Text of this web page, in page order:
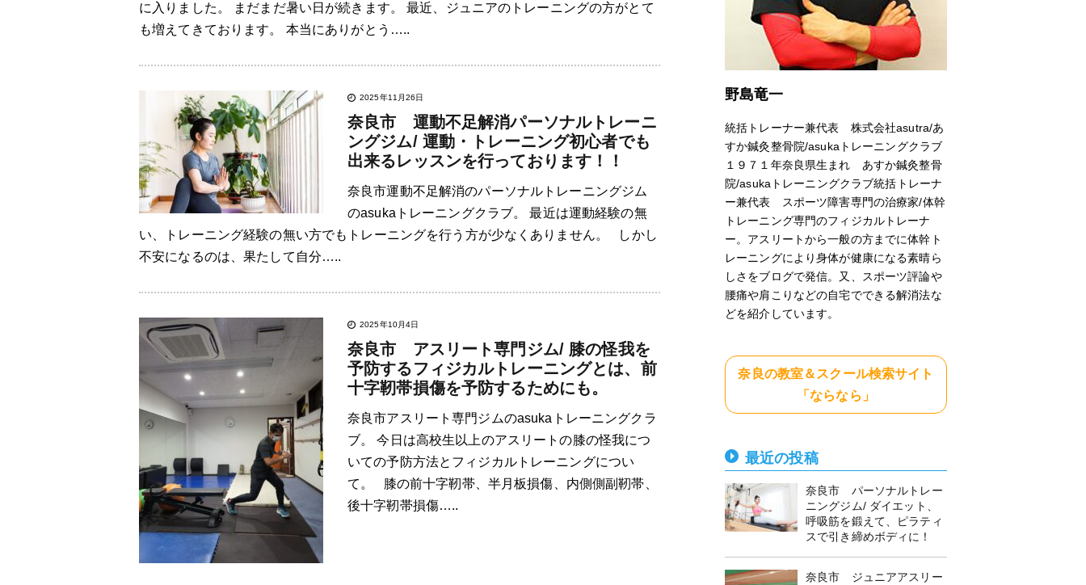
に入りました。 まだまだ暑い日が続きます。 最近、ジュニアのトレーニングの方がとて
も増えてきております。 本当にありがとう…..
2025年11月26日
奈良市 運動不足解消パーソナルトレーニ
ングジム/ 運動・トレーニング初心者でも
出来るレッスンを行っております！！
奈良市運動不足解消のパーソナルトレーニングジム
のasukaトレーニングクラブ。 最近は運動経験の無
い、トレーニング経験の無い方でもトレーニングを行う方が少なくありません。 しかし
不安になるのは、果たして自分…..
2025年10月4日
奈良市 アスリート専門ジム/ 膝の怪我を
予防するフィジカルトレーニングとは、前
十字靭帯損傷を予防するためにも。
奈良市アスリート専門ジムのasukaトレーニングクラ
ブ。 今日は高校生以上のアスリートの膝の怪我につ
いての予防方法とフィジカルトレーニングについ
て。 膝の前十字靭帯、半月板損傷、内側側副靭帯、
後十字靭帯損傷…..
野島竜一
統括トレーナー兼代表 株式会社asutra/あ
すか鍼灸整骨院/asukaトレーニングクラブ
１９７１年奈良県生まれ あすか鍼灸整骨
院/asukaトレーニングクラブ統括トレーナ
ー兼代表 スポーツ障害専門の治療家/体幹
トレーニング専門のフィジカルトレーナ
ー。アスリートから一般の方までに体幹ト
レーニングにより身体が健康になる素晴ら
しさをブログで発信。又、スポーツ評論や
腰痛や肩こりなどの自宅でできる解消法な
どを紹介しています。
奈良の教室＆スクール検索サイト
「ならなら」
最近の投稿
奈良市 パーソナルトレー
ニングジム/ ダイエット、
呼吸筋を鍛えて、ピラティ
スで引き締めボディに！
奈良市 ジュニアアスリー